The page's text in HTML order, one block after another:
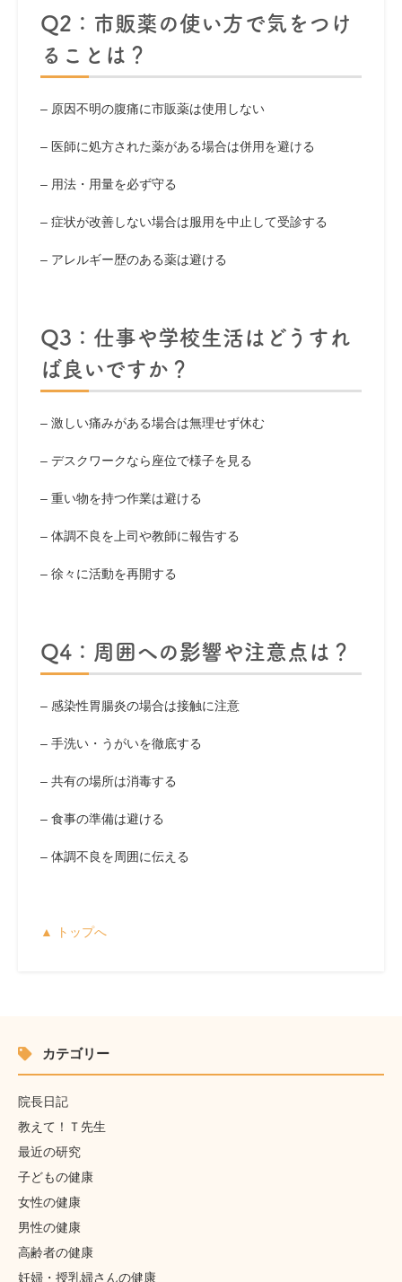
Q2：市販薬の使い方で気をつけ
ることは？
– 原因不明の腹痛に市販薬は使用しない
– 医師に処方された薬がある場合は併用を避ける
– 用法・用量を必ず守る
– 症状が改善しない場合は服用を中止して受診する
– アレルギー歴のある薬は避ける
Q3：仕事や学校生活はどうすれ
ば良いですか？
– 激しい痛みがある場合は無理せず休む
– デスクワークなら座位で様子を見る
– 重い物を持つ作業は避ける
– 体調不良を上司や教師に報告する
– 徐々に活動を再開する
Q4：周囲への影響や注意点は？
– 感染性胃腸炎の場合は接触に注意
– 手洗い・うがいを徹底する
– 共有の場所は消毒する
– 食事の準備は避ける
– 体調不良を周囲に伝える
▲ トップへ
カテゴリー
院長日記
教えて！Ｔ先生
最近の研究
子どもの健康
女性の健康
男性の健康
高齢者の健康
妊婦・授乳婦さんの健康